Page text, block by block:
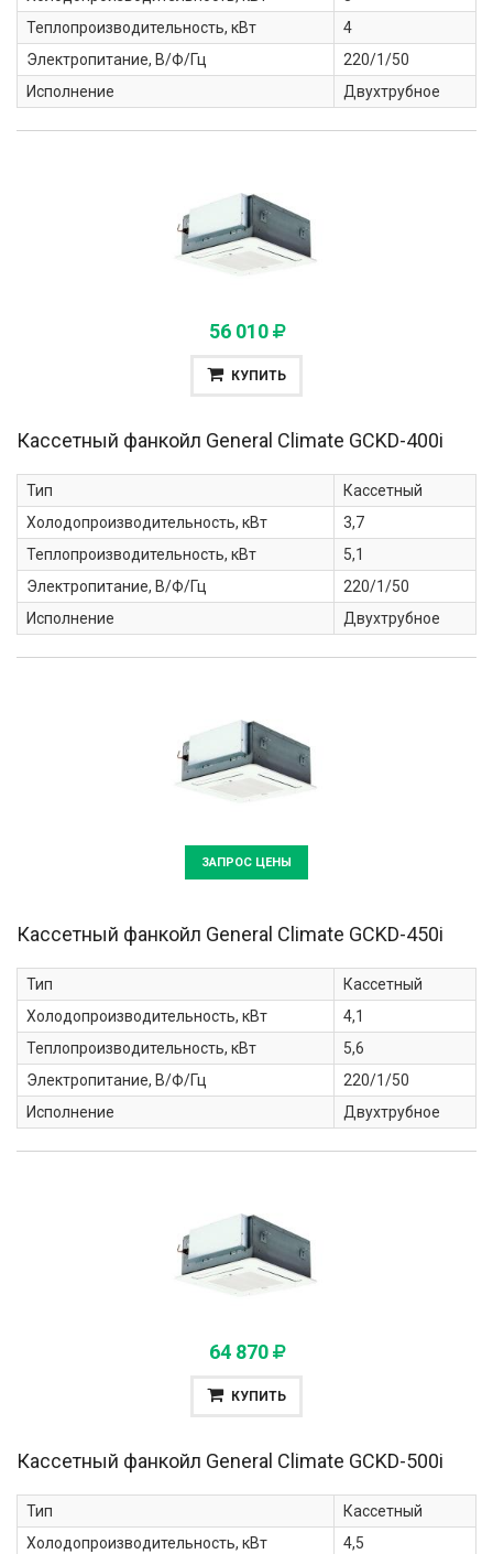
Теплопроизводительность, кВт
4
Электропитание, В/Ф/Гц
220/1/50
Исполнение
Двухтрубное
56 010
КУПИТЬ
Кассетный фанкойл General Climate GCKD-400i
Тип
Кассетный
Холодопроизводительность, кВт
3,7
Теплопроизводительность, кВт
5,1
Электропитание, В/Ф/Гц
220/1/50
Исполнение
Двухтрубное
ЗАПРОС ЦЕНЫ
Кассетный фанкойл General Climate GCKD-450i
Тип
Кассетный
Холодопроизводительность, кВт
4,1
Теплопроизводительность, кВт
5,6
Электропитание, В/Ф/Гц
220/1/50
Исполнение
Двухтрубное
64 870
КУПИТЬ
Кассетный фанкойл General Climate GCKD-500i
Тип
Кассетный
Холодопроизводительность, кВт
4,5